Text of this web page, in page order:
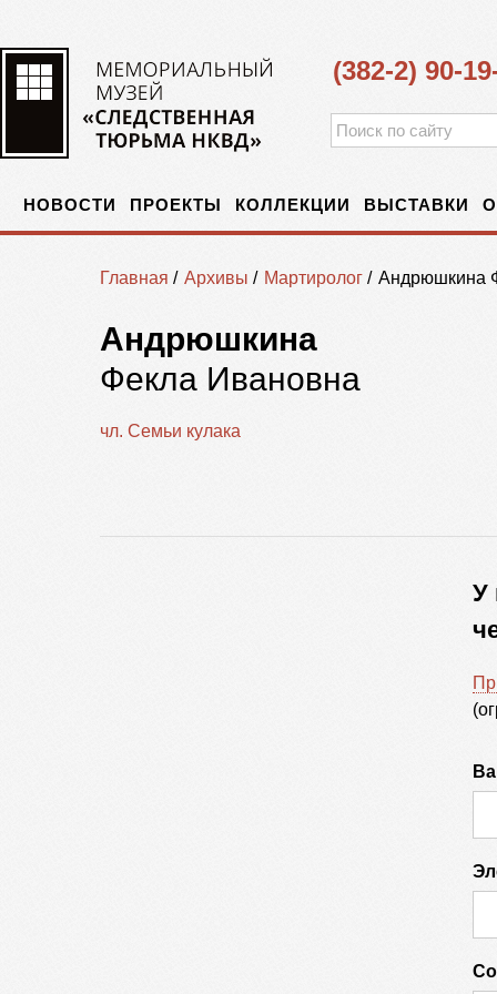
(382-2) 90-
НОВОСТИ ПРОЕКТЫ КОЛЛЕКЦИИ ВЫСТАВКИ
Главная / Архивы / Мартиролог / Андрюшкина
Андрюшкина
Фекла Ивановна
чл. Семьи кулака
У